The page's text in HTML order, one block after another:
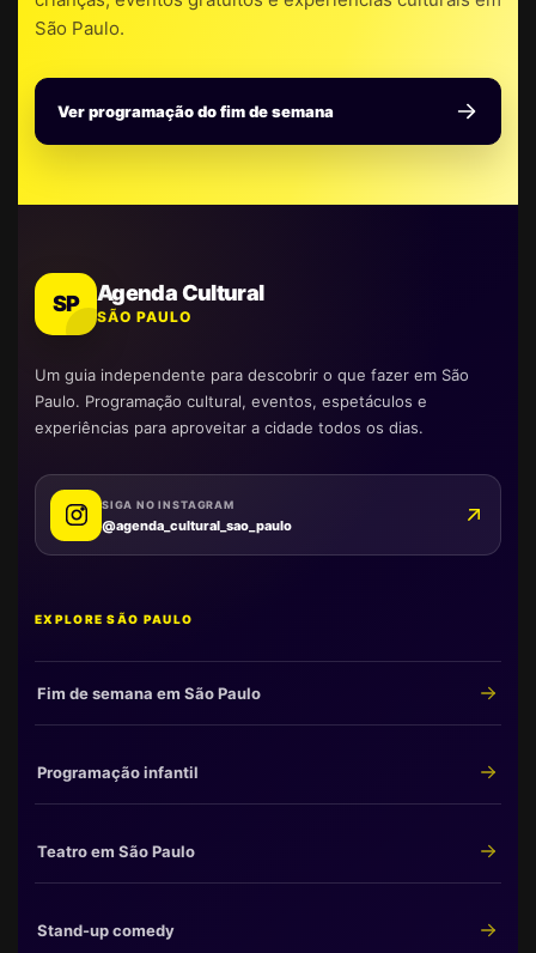
São Paulo.
Ver programação do fim de semana
SP Agenda Cultural
SÃO PAULO
Um guia independente para descobrir o que fazer em São
Paulo. Programação cultural, eventos, espetáculos e
experiências para aproveitar a cidade todos os dias.
SIGA NO INSTAGRAM
@agenda_cultural_sao_paulo
EXPLORE SÃO PAULO
Fim de semana em São Paulo
Programação infantil
Teatro em São Paulo
Stand-up comedy